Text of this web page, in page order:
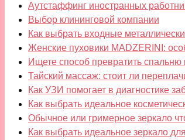
Аутстаффинг иностранных
Выбор клининговой компании
Как выбрать входные
Женские пуховики MADZERINI:
Ищете способ превратить спальню
Тайский массаж: стоит ли
Как УЗИ помогает в диагностике
Как выбрать идеальное
Обычное или гримерное зеркало
Как выбрать идеальное зеркало